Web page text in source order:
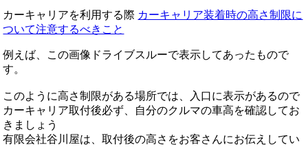
カーキャリアを利用する際 カーキャリア装着時の高さ制限に
ついて注意するべきこと
例えば、この画像ドライブスルーで表示してあったもので
す。
このように高さ制限がある場所では、入口に表示があるので
カーキャリア取付後必ず、自分のクルマの車高を確認してお
きましょう
有限会社谷川屋は、取付後の高さをお客さんにお伝えしてい